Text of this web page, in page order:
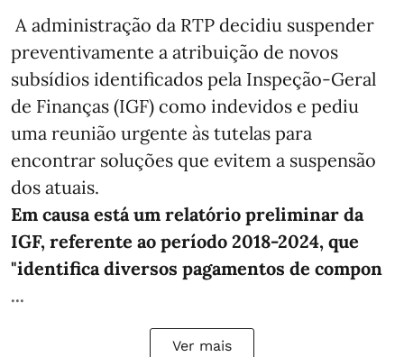
A administração da RTP decidiu suspender
preventivamente a atribuição de novos
subsídios identificados pela Inspeção-Geral
de Finanças (IGF) como indevidos e pediu
uma reunião urgente às tutelas para
encontrar soluções que evitem a suspensão
dos atuais.
Em causa está um relatório preliminar da
IGF, referente ao período 2018-2024, que
"identifica diversos pagamentos de compon
...
Ver mais